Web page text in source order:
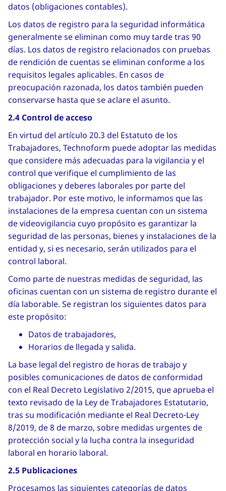
datos (obligaciones contables).
Los datos de registro para la seguridad informática
generalmente se eliminan como muy tarde tras 90
días. Los datos de registro relacionados con pruebas
de rendición de cuentas se eliminan conforme a los
requisitos legales aplicables. En casos de
preocupación razonada, los datos también pueden
conservarse hasta que se aclare el asunto.
2.4 Control de acceso
En virtud del artículo 20.3 del Estatuto de los
Trabajadores, Technoform puede adoptar las medidas
que considere más adecuadas para la vigilancia y el
control que verifique el cumplimiento de las
obligaciones y deberes laborales por parte del
trabajador. Por este motivo, le informamos que las
instalaciones de la empresa cuentan con un sistema
de videovigilancia cuyo propósito es garantizar la
seguridad de las personas, bienes y instalaciones de la
entidad y, si es necesario, serán utilizados para el
control laboral.
Como parte de nuestras medidas de seguridad, las
oficinas cuentan con un sistema de registro durante el
día laborable. Se registran los siguientes datos para
este propósito:
Datos de trabajadores,
Horarios de llegada y salida.
La base legal del registro de horas de trabajo y
posibles comunicaciones de datos de conformidad
con el Real Decreto Legislativo 2/2015, que aprueba el
texto revisado de la Ley de Trabajadores Estatutario,
tras su modificación mediante el Real Decreto-Ley
8/2019, de 8 de marzo, sobre medidas urgentes de
protección social y la lucha contra la inseguridad
laboral en horario laboral.
2.5 Publicaciones
Procesamos las siguientes categorías de datos